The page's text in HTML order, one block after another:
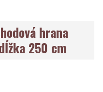
hrana
250 cm